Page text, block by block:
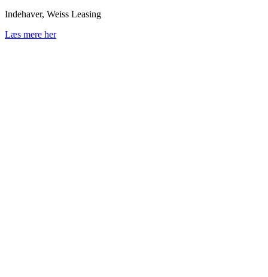
Indehaver, Weiss Leasing
Læs mere her